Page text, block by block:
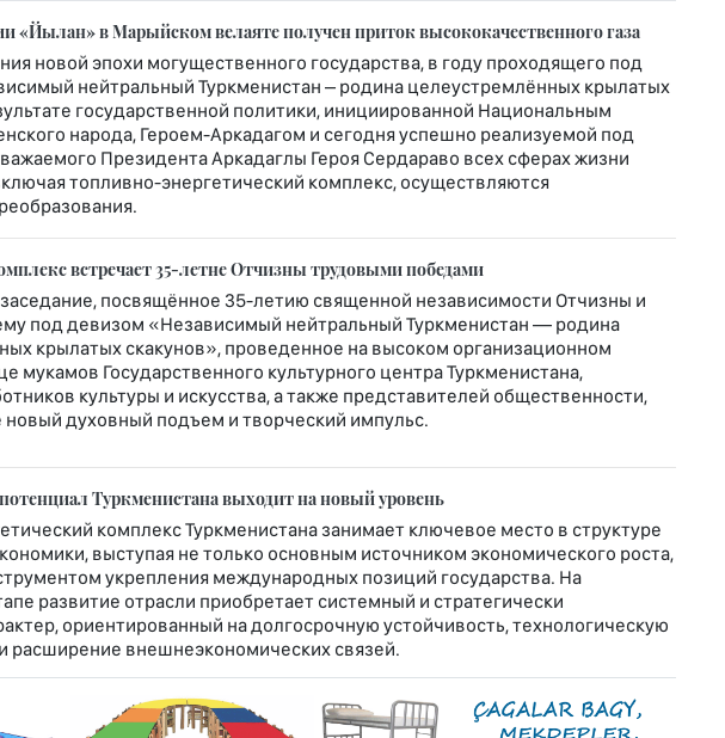
«Йылан» в Марыйском велаяте получен приток высококачественного газа
новой эпохи могущественного государства, в году проходящего под
нейтральный Туркменистан – родина целеустремлённых крылатых
государственной политики, инициированной Национальным
народа, Героем-Аркадагом и сегодня успешно реализуемой под
Президента Аркадаглы Героя Сердараво всех сферах жизни
топливно-энергетический комплекс, осуществляются
встречает 35-летне Отчизны трудовыми победами
посвящённое 35-летию священной независимости Отчизны и
под девизом «Независимый нейтральный Туркменистан — родина
крылатых скакунов», проведенное на высоком организационном
мукамов Государственного культурного центра Туркменистана,
культуры и искусства, а также представителей общественности,
новый духовный подъем и творческий импульс.
Туркменистана выходит на новый уровень
комплекс Туркменистана занимает ключевое место в структуре
выступая не только основным источником экономического роста,
укрепления международных позиций государства. На
развитие отрасли приобретает системный и стратегически
ориентированный на долгосрочную устойчивость, технологическую
расширение внешнеэкономических связей.